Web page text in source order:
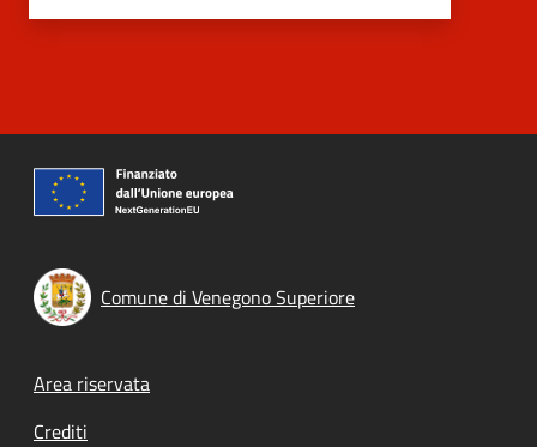
Comune di Venegono Superiore
Footer menu
Area riservata
Crediti